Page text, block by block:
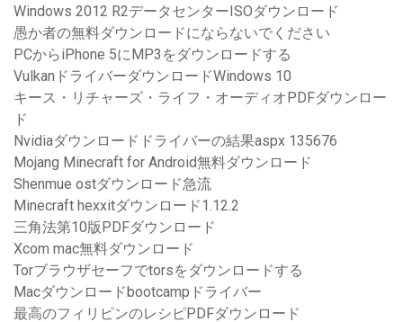
Windows 2012 R2データセンターISOダウンロード
愚か者の無料ダウンロードにならないでください
PCからiPhone 5にMP3をダウンロードする
VulkanドライバーダウンロードWindows 10
キース・リチャーズ・ライフ・オーディオPDFダウンロー
ド
Nvidiaダウンロードドライバーの結果aspx 135676
Mojang Minecraft for Android無料ダウンロード
Shenmue ostダウンロード急流
Minecraft hexxitダウンロード1.12.2
三角法第10版PDFダウンロード
Xcom mac無料ダウンロード
Torブラウザセーフでtorsをダウンロードする
Macダウンロードbootcampドライバー
最高のフィリピンのレシピPDFダウンロード